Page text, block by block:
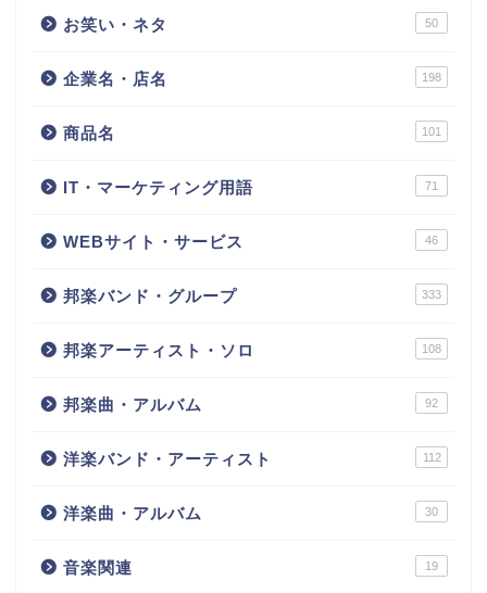
お笑い・ネタ 50
企業名・店名 198
商品名 101
IT・マーケティング用語 71
WEBサイト・サービス 46
邦楽バンド・グループ 333
邦楽アーティスト・ソロ 108
邦楽曲・アルバム 92
洋楽バンド・アーティスト 112
洋楽曲・アルバム 30
音楽関連 19